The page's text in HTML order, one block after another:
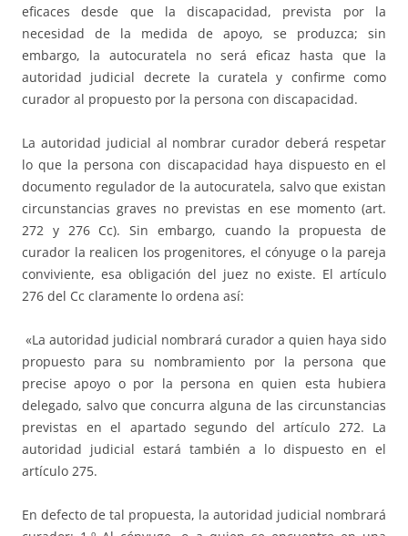
eficaces desde que la discapacidad, prevista por la
necesidad de la medida de apoyo, se produzca; sin
embargo, la autocuratela no será eficaz hasta que la
autoridad judicial decrete la curatela y confirme como
curador al propuesto por la persona con discapacidad.
La autoridad judicial al nombrar curador deberá respetar
lo que la persona con discapacidad haya dispuesto en el
documento regulador de la autocuratela, salvo que existan
circunstancias graves no previstas en ese momento (art.
272 y 276 Cc). Sin embargo, cuando la propuesta de
curador la realicen los progenitores, el cónyuge o la pareja
conviviente, esa obligación del juez no existe. El artículo
276 del Cc claramente lo ordena así:
«La autoridad judicial nombrará curador a quien haya sido
propuesto para su nombramiento por la persona que
precise apoyo o por la persona en quien esta hubiera
delegado, salvo que concurra alguna de las circunstancias
previstas en el apartado segundo del artículo 272. La
autoridad judicial estará también a lo dispuesto en el
artículo 275.
En defecto de tal propuesta, la autoridad judicial nombrará